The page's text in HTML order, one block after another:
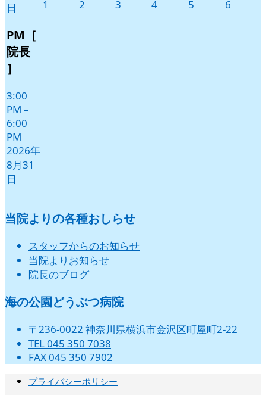
日
PM［
院長
］
3:00
PM –
6:00
PM
2026年
8月31
日
1 2 3 42026
5 6
当院よりの各種おしらせ
スタッフからのお知らせ
当院よりお知らせ
院長のブログ
海の公園どうぶつ病院
〒236-0022 神奈川県横浜市金沢区町屋町2-22
TEL 045 350 7038
FAX 045 350 7902
プライバシーポリシー